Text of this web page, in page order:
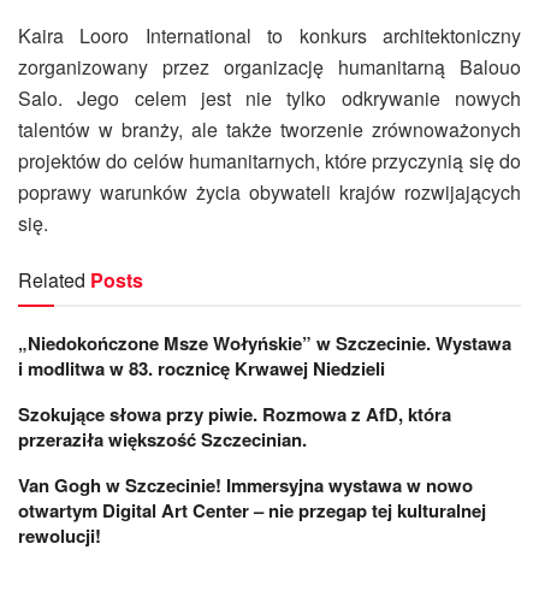
Kaira Looro International to konkurs architektoniczny
zorganizowany przez organizację humanitarną Balouo
Salo. Jego celem jest nie tylko odkrywanie nowych
talentów w branży, ale także tworzenie zrównoważonych
projektów do celów humanitarnych, które przyczynią się do
poprawy warunków życia obywateli krajów rozwijających
się.
Related Posts
„Niedokończone Msze Wołyńskie” w Szczecinie. Wystawa
i modlitwa w 83. rocznicę Krwawej Niedzieli
Szokujące słowa przy piwie. Rozmowa z AfD, która
przeraziła większość Szczecinian.
Van Gogh w Szczecinie! Immersyjna wystawa w nowo
otwartym Digital Art Center – nie przegap tej kulturalnej
rewolucji!